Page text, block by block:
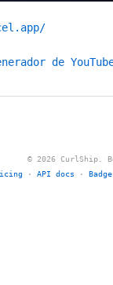
de
© 2026 CurlShip.
· API docs · Badge